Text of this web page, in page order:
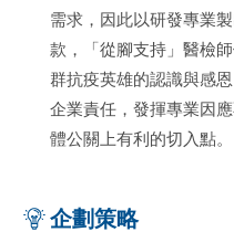
需求，因此以研發專業
款，「從腳支持」醫檢
群抗疫英雄的認識與感
企業責任，發揮專業因
體公關上有利的切入點。
企劃策略